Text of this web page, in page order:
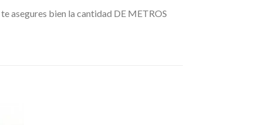
asegures bien la cantidad DE METROS